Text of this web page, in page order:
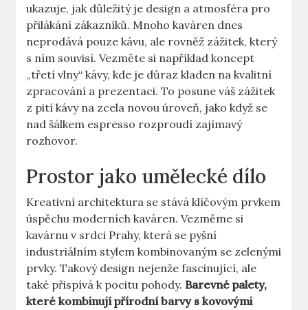
ukazuje, jak důležitý je design a atmosféra pro
přilákání zákazníků. Mnoho kaváren dnes
neprodává pouze kávu, ale rovněž zážitek, který
s ním souvisí. Vezměte si například koncept
„třetí vlny“ kávy, kde je důraz kladen na kvalitní
zpracování a prezentaci. To posune váš zážitek
z pití kávy na zcela novou úroveň, jako když se
nad šálkem espresso rozproudí zajímavý
rozhovor.
Prostor jako umělecké dílo
Kreativní architektura se stává klíčovým prvkem
úspěchu moderních kaváren. Vezměme si
kavárnu v srdci Prahy, která se pyšní
industriálním stylem kombinovaným se zelenými
prvky. Takový design nejenže fascinující, ale
také přispívá k pocitu pohody.Barevné palety,
které kombinují přírodní barvy s kovovými